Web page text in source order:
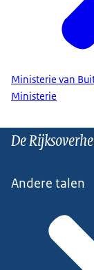
Ministerie van
Ministerie
De
Andere talen